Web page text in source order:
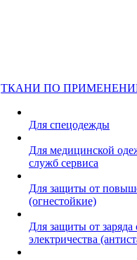
ТКАНИ ПО
Для спецодежды
Для медицинской
служб сервиса
Для защиты от
(огнестойкие)
Для защиты от заряда
электричества